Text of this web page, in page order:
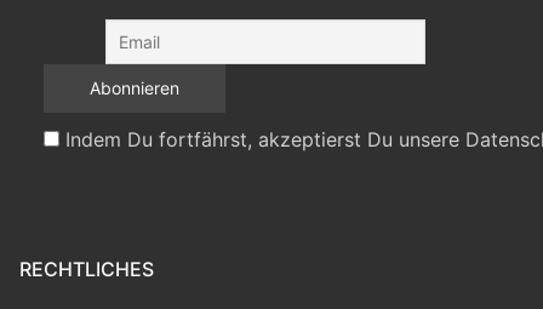
Indem Du fortfährst, akzeptierst Du unsere
RECHTLICHES